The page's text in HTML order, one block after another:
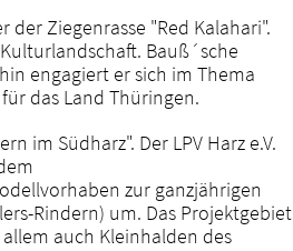
der Ziegenrasse "Red Kalahari".
Bauß´sche
engagiert er sich im Thema
das Land Thüringen.
im Südharz". Der LPV Harz e.V.
zur ganzjährigen
Rindern) um. Das Projektgebiet
auch Kleinhalden des